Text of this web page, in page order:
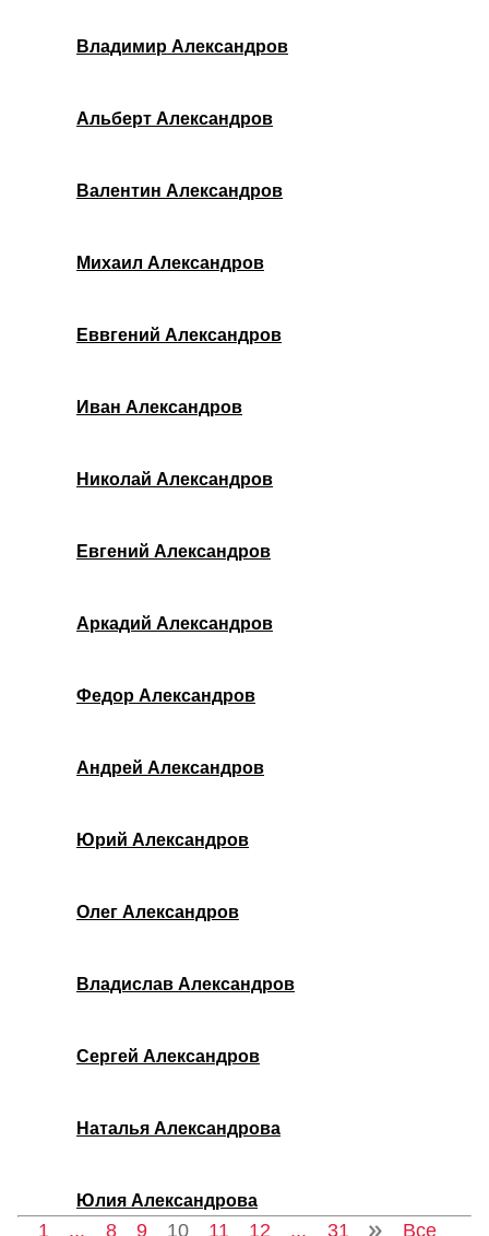
Владимир Александров
Альберт Александров
Валентин Александров
Михаил Александров
Еввгений Александров
Иван Александров
Николай Александров
Евгений Александров
Аркадий Александров
Федор Александров
Андрей Александров
Юрий Александров
Олег Александров
Владислав Александров
Сергей Александров
Наталья Александрова
Юлия Александрова
1 ... 8 9 10 11 12 ... 31 Все